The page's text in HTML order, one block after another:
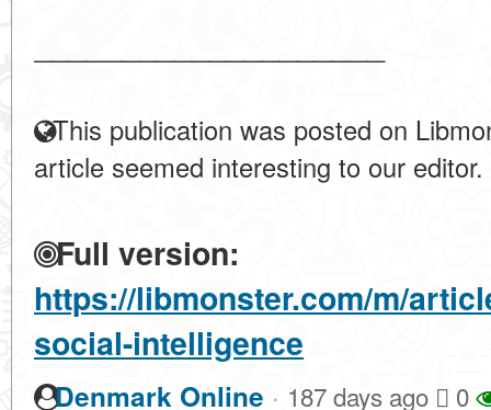
This publication was posted on
article seemed interesting to our editor.
Full version:
https://libmonster.com/m/
social-intelligence
Denmark Online · 187 days ago 0